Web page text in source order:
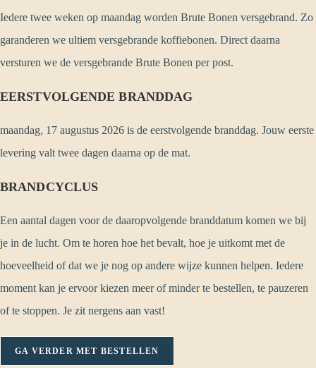
Iedere twee weken op maandag worden Brute Bonen versgebrand. Zo
garanderen we ultiem versgebrande koffiebonen. Direct daarna
versturen we de versgebrande Brute Bonen per post.
EERSTVOLGENDE BRANDDAG
maandag, 17 augustus 2026 is de eerstvolgende branddag. Jouw eerste
levering valt twee dagen daarna op de mat.
BRANDCYCLUS
Een aantal dagen voor de daaropvolgende branddatum komen we bij
je in de lucht. Om te horen hoe het bevalt, hoe je uitkomt met de
hoeveelheid of dat we je nog op andere wijze kunnen helpen. Iedere
moment kan je ervoor kiezen meer of minder te bestellen, te pauzeren
of te stoppen. Je zit nergens aan vast!
GA VERDER MET BESTELLEN